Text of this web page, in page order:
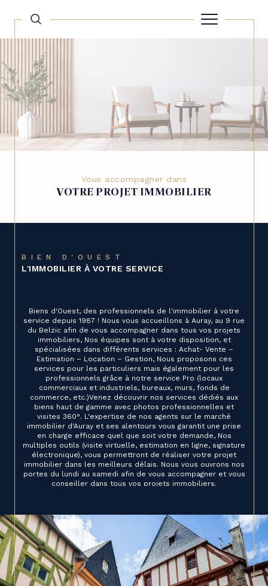
Vous accompagner dans
VOTRE PROJET IMMOBILIER
BIEN D'OUEST
L'IMMOBILIER À VOTRE SERVICE
Biens d'Ouest, des professionnels de l'immobilier à votre
service depuis 1987 ! Nous vous accueillons à Auray, au 9 rue
du Belzic afin de vous accompagner dans tous vos projets
immobiliers, Nos équipes sont à votre disposition, et
spécialisées dans différents services : Achat- Vente –
Estimation – Location – Gestion, Nous proposons ces
services pour les particuliers mais également pour les
professionnels grâce à notre service Pro (locaux
commerciaux et industriels, bureaux, murs, fonds de
commerce, etc.)Venez découvrir nos services dédiés aux
biens haut de gamme avec photos professionnelles et
visites 360°. L'expertise de nos agents sur le marché
immobilier d'Auray et ses alentours vous garantit une prise
en charge efficace quel que soit votre demande, Nos
multiples outils (visite virtuelle, estimation en ligne, signature
électronique), vous permettront de réaliser votre projet
immobilier dans les meilleurs délais. Nous vous ouvrons nos
portes du lundi au samedi afin de vous accompagner et vous
conseiller dans tous vos projets immobiliers.